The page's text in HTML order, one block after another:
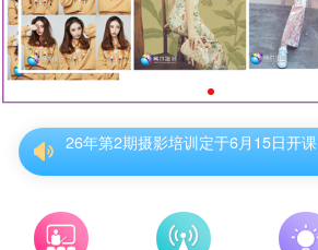
26年第2期摄影培训定于6月15日开课
26年第2期摄影培训定于6月15日开课
26年第2期摄影培训定于6月15日开课